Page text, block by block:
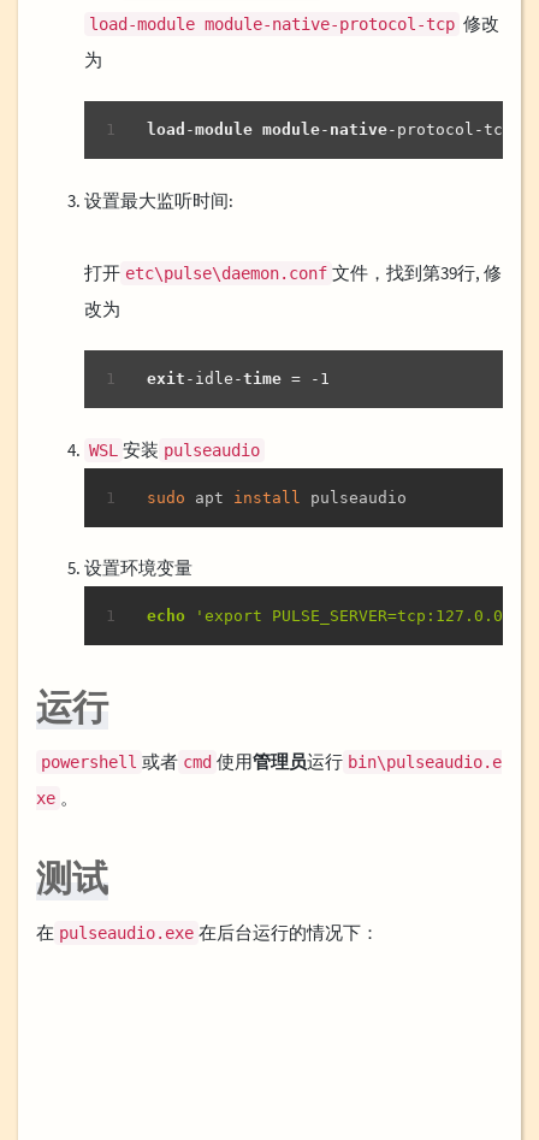
load-module module-native-protocol-tcp 修改
为
load -module module- native-protocol-tcp
设置最大监听时间:
打开 etc\pulse\daemon.conf 文件，找到第39行, 修
改为
exit -idle-time = - 1
WSL 安装 pulseaudio
sudo apt install pulseaudio
设置环境变量
echo 'export PULSE_SERVER=tcp:127.0.0.1'
复制
运行
powershell 或者 cmd 使用管理员运行 bin\pulseaudio.e
xe 。
测试
在 pulseaudio.exe 在后台运行的情况下：